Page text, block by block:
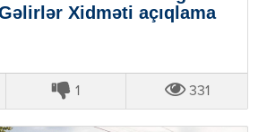
Xidməti açıqlama
1 331